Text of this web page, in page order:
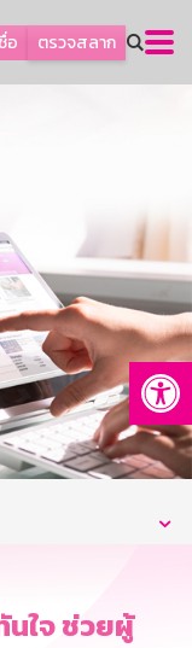
อ ตรวจสลาก
ใจ ช่วยผู้